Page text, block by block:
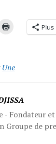
Plus
Une
- Fondateur
Groupe de